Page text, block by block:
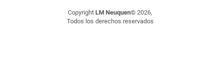
Copyright LM Neuquen© 2026,
Todos los derechos reservados